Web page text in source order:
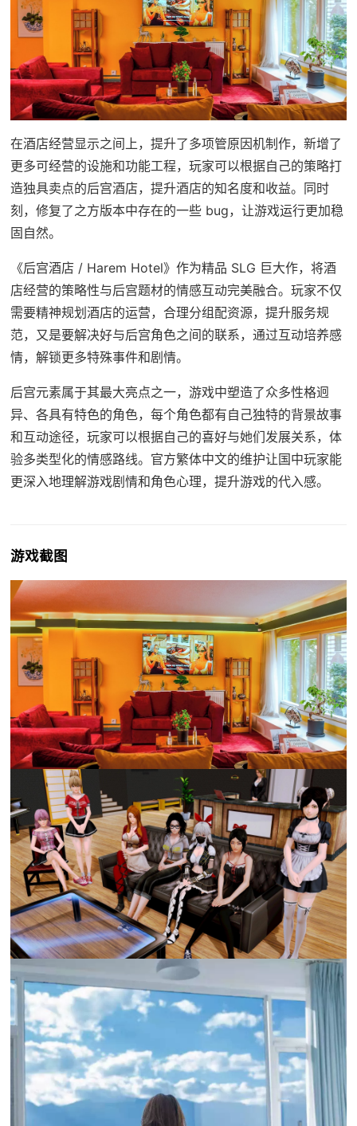
在酒店经营显示之间上，提升了多项管原因机制作，新增了
更多可经营的设施和功能工程，玩家可以根据自己的策略打
造独具卖点的后宫酒店，提升酒店的知名度和收益。同时
刻，修复了之方版本中存在的一些 bug，让游戏运行更加稳
固自然。
《后宫酒店 / Harem Hotel》作为精品 SLG 巨大作，将酒
店经营的策略性与后宫题材的情感互动完美融合。玩家不仅
需要精神规划酒店的运营，合理分组配资源，提升服务规
范，又是要解决好与后宫角色之间的联系，通过互动培养感
情，解锁更多特殊事件和剧情。
后宫元素属于其最大亮点之一，游戏中塑造了众多性格迥
异、各具有特色的角色，每个角色都有自己独特的背景故事
和互动途径，玩家可以根据自己的喜好与她们发展关系，体
验多类型化的情感路线。官方繁体中文的维护让国中玩家能
更深入地理解游戏剧情和角色心理，提升游戏的代入感。
游戏截图